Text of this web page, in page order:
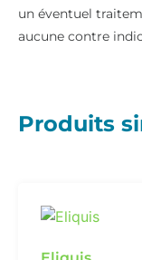
un éventuel
aucune contre
Produits